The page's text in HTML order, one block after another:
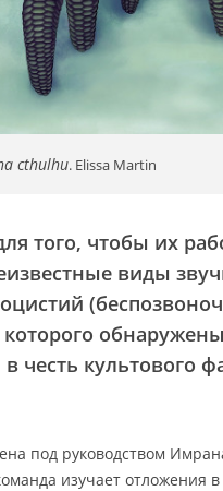
cthulhu. Elissa Martin
того, чтобы их
виды
честь культового
под руководством
изучает